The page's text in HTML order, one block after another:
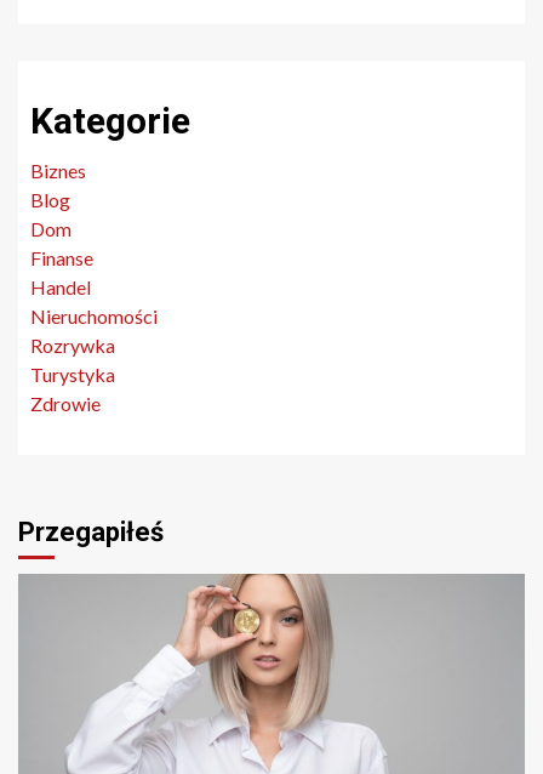
Kategorie
Biznes
Blog
Dom
Finanse
Handel
Nieruchomości
Rozrywka
Turystyka
Zdrowie
Przegapiłeś
3 min odczytu